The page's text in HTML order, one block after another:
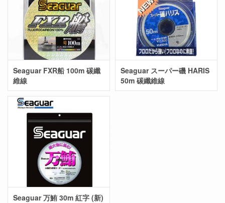
Seaguar FXR船 100m 碳纖
維線
Seaguar スーパー磯 HARIS
50m 碳纖維線
Seaguar 万鮪 30m 紅字 (新)